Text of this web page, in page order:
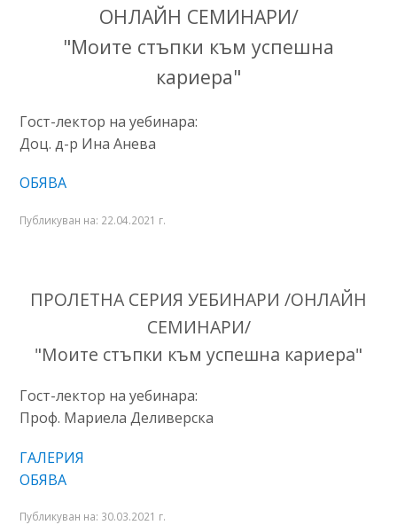
ОНЛАЙН СЕМИНАРИ/
"Моите стъпки към успешна
кариера"
Гост-лектор на уебинарa:
Доц. д-р Ина Анева
ОБЯВА
Публикуван на: 22.04.2021 г.
ПРОЛЕТНА СЕРИЯ УЕБИНАРИ /ОНЛАЙН
СЕМИНАРИ/
"Моите стъпки към успешна кариера"
Гост-лектор на уебинарa:
Проф. Мариела Деливерска
ГАЛЕРИЯ
ОБЯВА
Публикуван на: 30.03.2021 г.